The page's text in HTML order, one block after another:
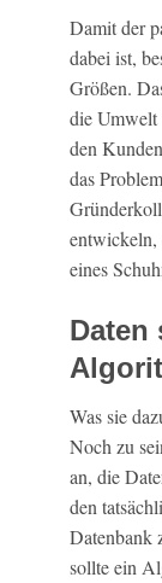
Damit der
dabei ist,
Größen.
die Umwelt
den
das
entwickeln,
eines
Daten
Was sie
Noch zu
an, die
den
Datenbank
sollte ein